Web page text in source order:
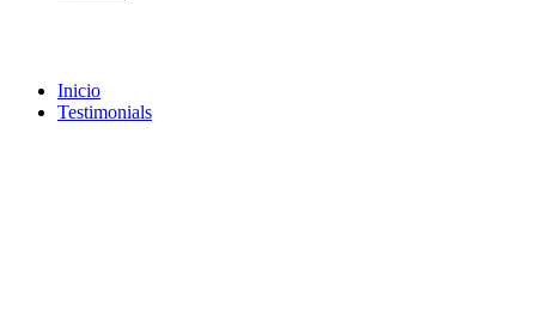
Inicio
Testimonials